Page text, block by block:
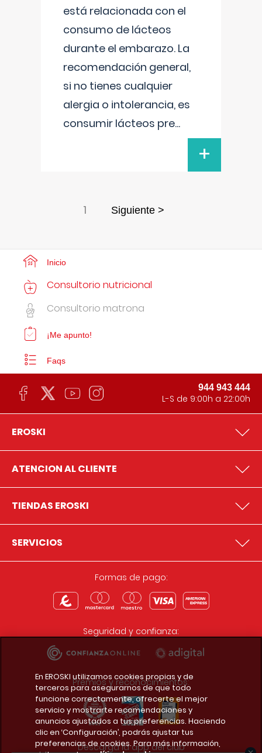
está relacionada con el
consumo de lácteos
durante el embarazo. La
recomendación general,
si no tienes cualquier
alergia o intolerancia, es
consumir lácteos pre...
+
1 Siguiente >
Inicio
Consultorio nutricional
Consultorio matrona
¡Me apunto!
Faqs
944 943 444
L-S de 9:00h a 22:00h
EROSKI
ATENCION AL CLIENTE
TIENDAS EROSKI
SERVICIOS
Formas de pago:
Seguridad y confianza:
Premios y reconocimientos:
Descarga la app del club
En EROSKI utilizamos cookies propias y de
terceros para asegurarnos de que todo
funcione correctamente, ofrecerte el mejor
servicio y mostrarte recomendaciones y
anuncios ajustados a tus preferencias. Haciendo
clic en ‘Configuración’, podrás ajustar tus
preferencias de cookies. Para más información,